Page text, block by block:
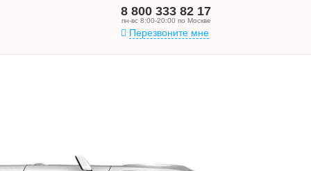
8 800 333 82 17
пн-вс 8:00-20:00 по Москве
Перезвоните мне